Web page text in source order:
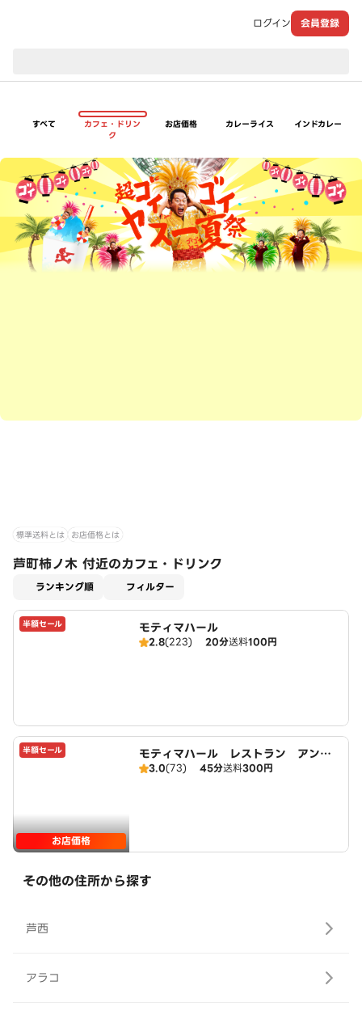
ログイン 会員登録
すべて
カフェ・ドリン
ク
お店価格 カレーライス インドカレー
超ゴイゴイヤスー夏祭
標準送料とは お店価格とは
芦町柿ノ木 付近のカフェ・ドリンク
ランキング順 フィルター
半額セール モティマハール
2.8(223) 20分送料100円
半額セール
お店価格
モティマハール レストラン アンド
バー
3.0(73) 45分送料300円
その他の住所から探す
芦西
アラコ